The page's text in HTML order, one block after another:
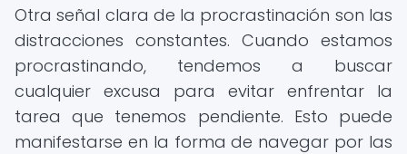
Otra señal clara de la procrastinación son las
distracciones constantes. Cuando estamos
procrastinando, tendemos a buscar
cualquier excusa para evitar enfrentar la
tarea que tenemos pendiente. Esto puede
manifestarse en la forma de navegar por las